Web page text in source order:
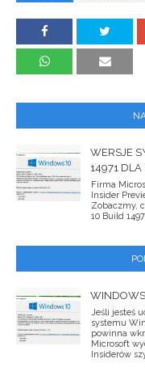
WERSJE
14971 DLA
Firma
Insider
Zobaczmy,
10 Build
Jeśli jesteś
systemu
powinna
Microsoft
Insiderów